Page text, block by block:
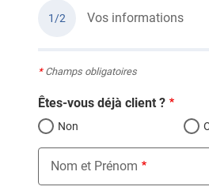
1/2 Vos informations
*Champs obligatoires
Êtes-vous déjà client ?
Non
Nom et Prénom